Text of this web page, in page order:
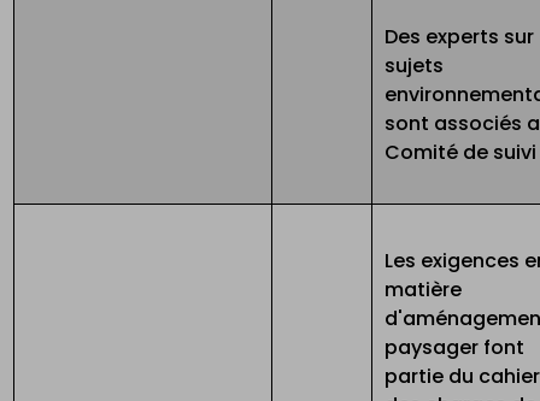
Des experts sur
sujets
sont associés
Comité de
Les exigences
matière
paysager font
partie du cahier